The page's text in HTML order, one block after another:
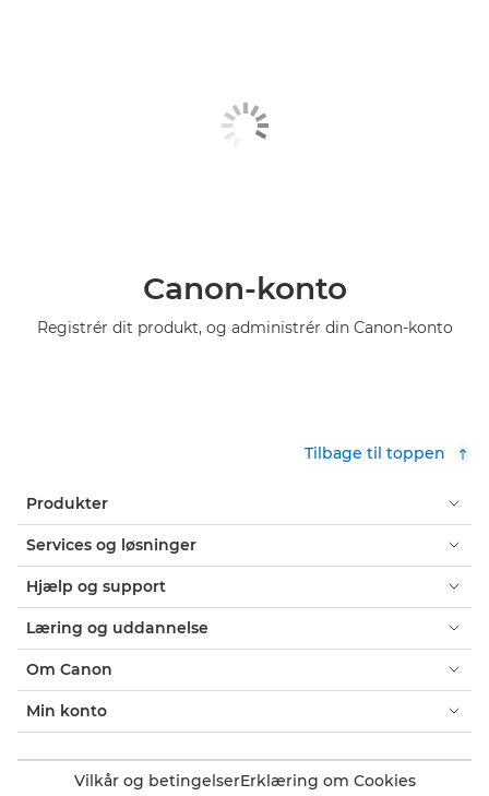
Canon-konto
Registrér dit produkt, og administrér din Canon-konto
Tilbage til toppen
Produkter
Services og løsninger
Hjælp og support
Læring og uddannelse
Om Canon
Min konto
Vilkår og betingelserErklæring om Cookies